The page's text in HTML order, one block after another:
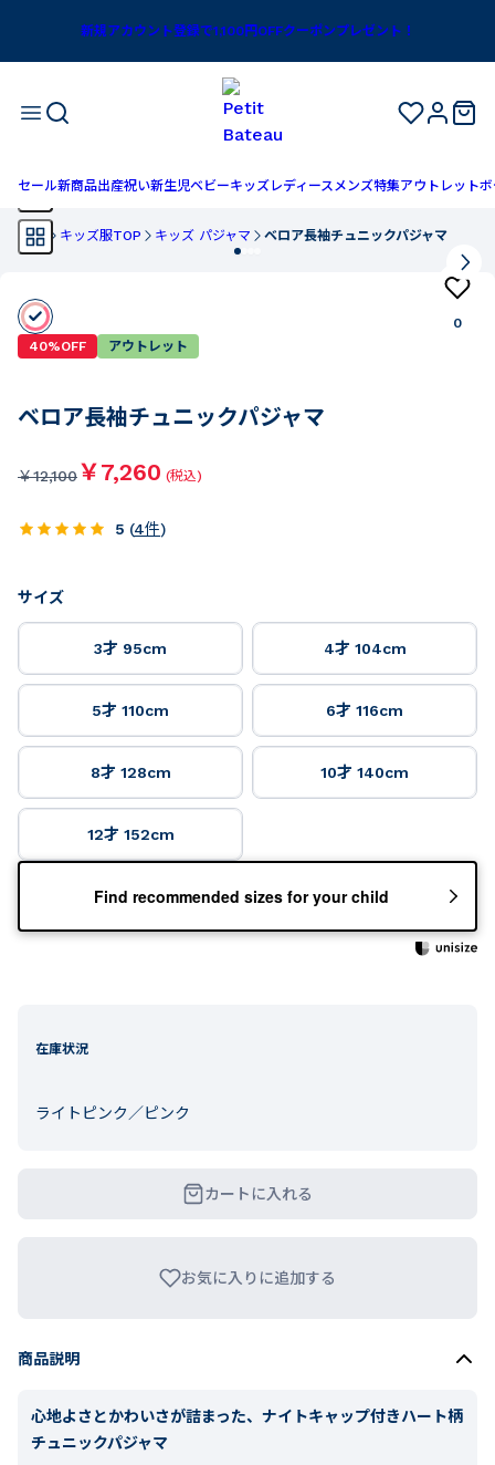
新規アカウント登録で1,100円OFFクーポンプレゼント！
セール新商品出産祝い新生児ベビーキッズ レディースメンズ特集アウトレットボ
TOP キッズ服TOP キッズ パジャマ ベロア長袖チュニックパジャマ
0
40%OFF
アウトレット
ベロア長袖チュニックパジャマ
￥12,100￥7,260 (税込)
5 (4件)
サイズ
3才 95cm 4才 104cm
5才 110cm 6才 116cm
8才 128cm 10才 140cm
12才 152cm
Find recommended sizes for your child
在庫状況
ライトピンク／ピンク
カートに入れる
お気に入りに追加する
商品説明
心地よさとかわいさが詰まった、ナイトキャップ付きハート柄
チュニックパジャマ